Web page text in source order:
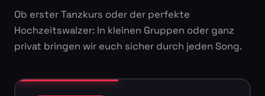
Ob erster Tanzkurs oder der perfekte
Hochzeitswalzer: In kleinen Gruppen oder ganz
privat bringen wir euch sicher durch jeden Song.